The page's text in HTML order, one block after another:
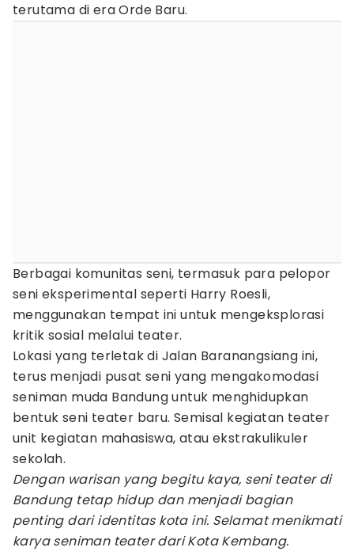
terutama di era Orde Baru.
Berbagai komunitas seni, termasuk para pelopor
seni eksperimental seperti Harry Roesli,
menggunakan tempat ini untuk mengeksplorasi
kritik sosial melalui teater.
Lokasi yang terletak di Jalan Baranangsiang ini,
terus menjadi pusat seni yang mengakomodasi
seniman muda Bandung untuk menghidupkan
bentuk seni teater baru. Semisal kegiatan teater
unit kegiatan mahasiswa, atau ekstrakulikuler
sekolah.
Dengan warisan yang begitu kaya, seni teater di
Bandung tetap hidup dan menjadi bagian
penting dari identitas kota ini. Selamat menikmati
karya seniman teater dari Kota Kembang.